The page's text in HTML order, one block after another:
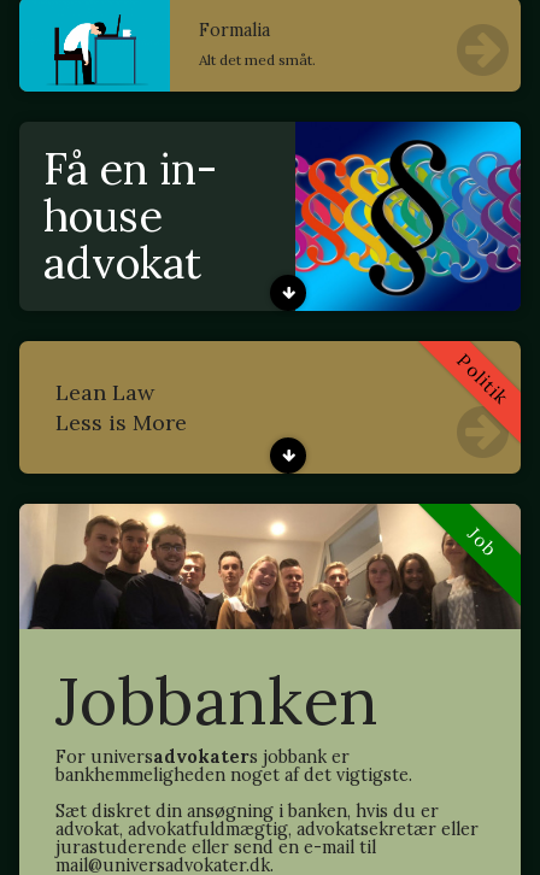
Formalia
Alt det med småt.
Få en in-
house
advokat
Politik
Lean Law
Less is More
Job
Jobbanken
For universadvokaters jobbank er
bankhemmeligheden noget af det vigtigste.
Sæt diskret din ansøgning i banken, hvis du er
advokat, advokatfuldmægtig, advokatsekretær eller
jurastuderende eller send en e-mail til
mail@universadvokater.dk.